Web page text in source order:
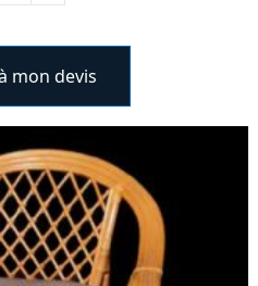
mon devis